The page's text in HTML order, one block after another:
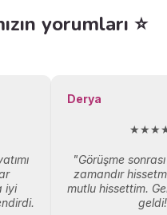
yorumları ⭐
iyi
Derya
"Görüşme
zamandır
mutlu hissettim.